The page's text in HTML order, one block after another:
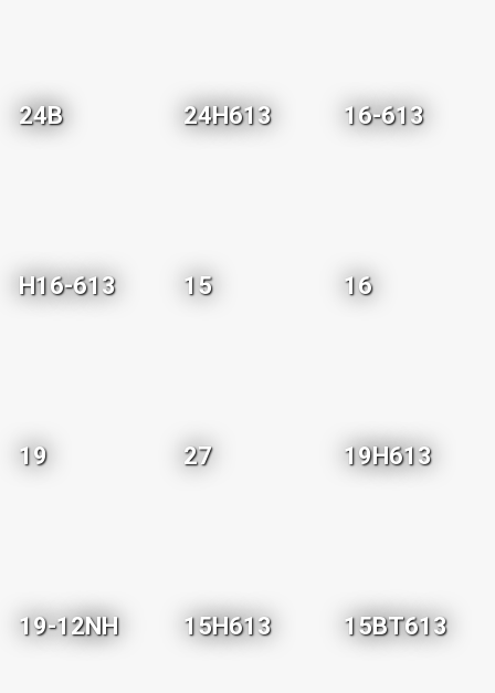
24B 24H613 16-613
H16-613 15 16
19 27 19H613
19-12NH 15H613 15BT613